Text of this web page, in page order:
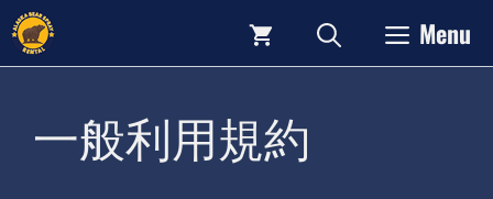
コ
ン
Menu
一般利用規約